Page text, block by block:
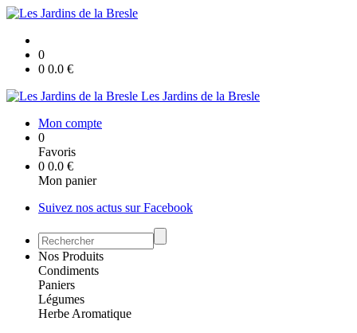
0
0 0.0 €
Les Jardins de la Bresle
Mon compte
0
Favoris
0 0.0 €
Mon panier
Suivez nos actus sur Facebook
Nos Produits
Condiments
Paniers
Légumes
Herbe Aromatique